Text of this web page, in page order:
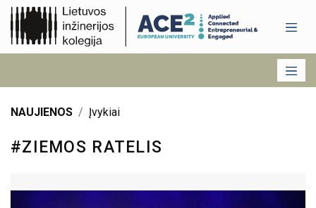
NAUJIENOS Įvykiai
#ZIEMOS RATELIS